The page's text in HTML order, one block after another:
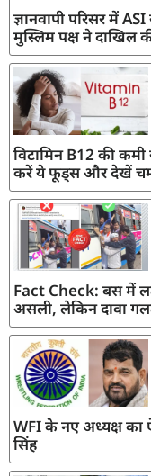
ज्ञानवापी परिसर में
मुस्लिम पक्ष ने दाखिल
विटामिन B12 की
करें ये फूड्स और देखें
Fact Check: बस में
असली, लेकिन दावा
WFI के नए अध्यक्ष
सिंह